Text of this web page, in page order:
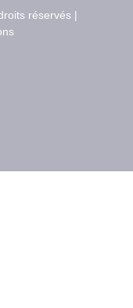
réservés |